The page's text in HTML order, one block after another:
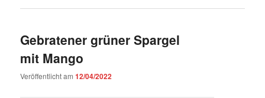
Gebratener grüner Spargel
mit Mango
Veröffentlicht am12/04/2022